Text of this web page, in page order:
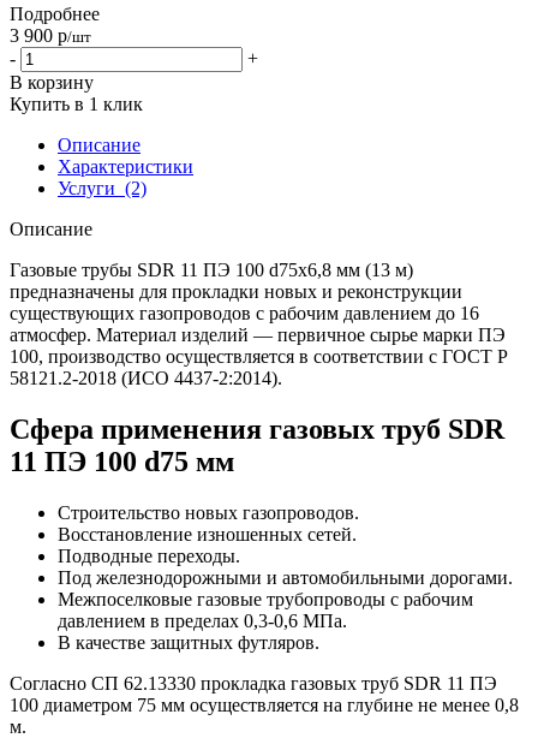
Подробнее
3 900 р/шт
-
+
В корзину
Купить в 1 клик
Описание
Характеристики
Услуги (2)
Описание
Газовые трубы SDR 11 ПЭ 100 d75х6,8 мм (13 м)
предназначены для прокладки новых и реконструкции
существующих газопроводов с рабочим давлением до 16
атмосфер. Материал изделий — первичное сырье марки ПЭ
100, производство осуществляется в соответствии с ГОСТ Р
58121.2-2018 (ИСО 4437-2:2014).
Сфера применения газовых труб SDR
11 ПЭ 100 d75 мм
Строительство новых газопроводов.
Восстановление изношенных сетей.
Подводные переходы.
Под железнодорожными и автомобильными дорогами.
Межпоселковые газовые трубопроводы с рабочим
давлением в пределах 0,3-0,6 МПа.
В качестве защитных футляров.
Согласно СП 62.13330 прокладка газовых труб SDR 11 ПЭ
100 диаметром 75 мм осуществляется на глубине не менее 0,8
м.